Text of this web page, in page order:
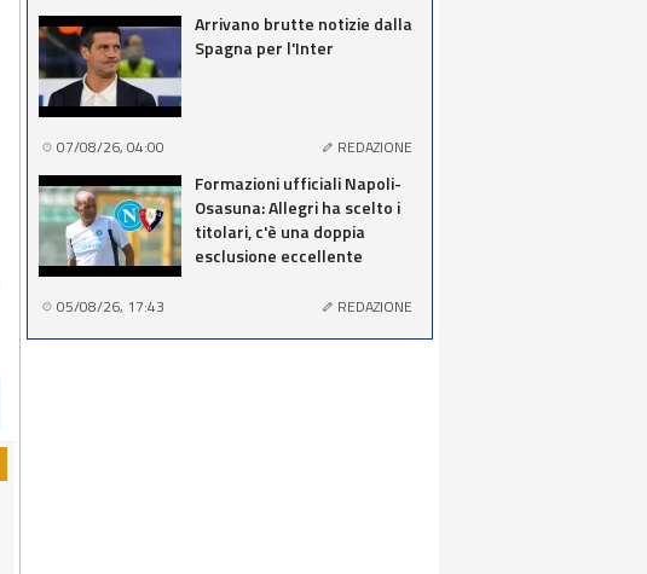
Arrivano brutte notizie dalla
Spagna per l'Inter
07/08/26, 04:00 REDAZIONE
Formazioni ufficiali Napoli-
Osasuna: Allegri ha scelto i
titolari, c'è una doppia
esclusione eccellente
05/08/26, 17:43 REDAZIONE